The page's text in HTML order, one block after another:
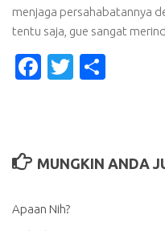
menjaga persahabatannya
tentu saja, gue sangat
Facebook
Twitter
MUNGKIN ANDA
Apaan Nih?